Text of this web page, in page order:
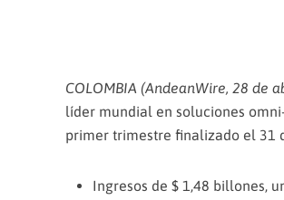
COLOMBIA (AndeanWire, 28 de
líder mundial en soluciones
primer trimestre finalizado el 31
Ingresos de $ 1,48 billones,